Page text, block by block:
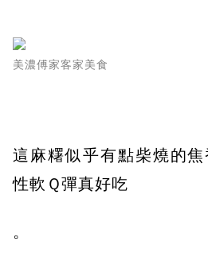
美濃傅家客家美食
這麻糬似乎有點柴燒的
性軟Ｑ彈真好吃
。